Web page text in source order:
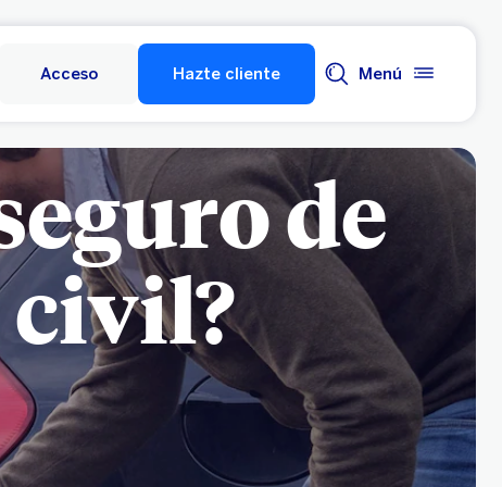
Acceso Hazte cliente Menú
de